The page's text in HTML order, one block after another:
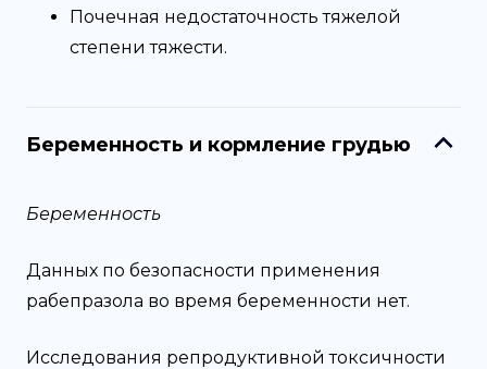
Почечная недостаточность тяжелой
степени тяжести.
Беременность и кормление грудью
Беременность
Данных по безопасности применения
рабепразола во время беременности нет.
Исследования репродуктивной токсичности